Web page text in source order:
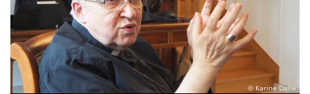
© Karine Dalle